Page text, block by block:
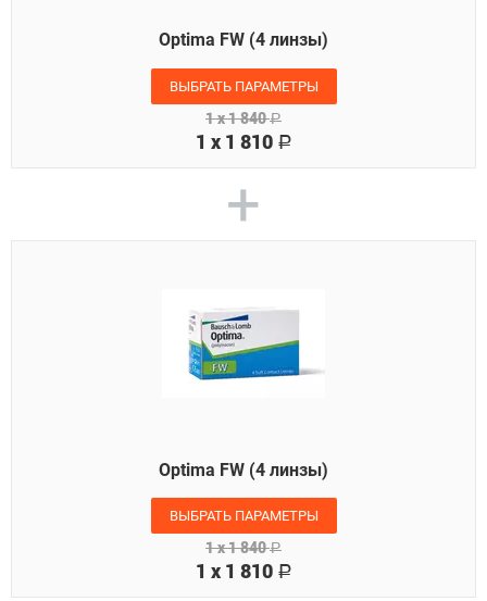
Optima FW (4 линзы)
ВЫБРАТЬ ПАРАМЕТРЫ
1 x1 840 Р
1 x 1 810 Р
+
Optima FW (4 линзы)
ВЫБРАТЬ ПАРАМЕТРЫ
1 x1 840 Р
1 x 1 810 Р